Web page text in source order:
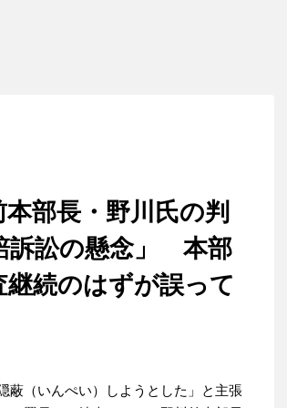
部長・野川氏の判
訴訟の懸念」 本部
続のはずが誤って
（いんぺい）しようとした」と主張